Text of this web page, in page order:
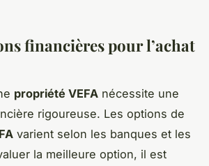
financières pour l’achat
propriété VEFA nécessite une
rigoureuse. Les options de
varient selon les banques et les
la meilleure option, il est